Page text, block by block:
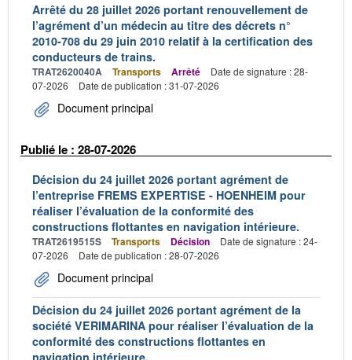
Arrêté du 28 juillet 2026 portant renouvellement de
l’agrément d’un médecin au titre des décrets n°
2010-708 du 29 juin 2010 relatif à la certification des
conducteurs de trains.
TRAT2620040A Transports Arrêté
Date de signature : 28-
07-2026
Date de publication : 31-07-2026
Document principal
Publié le : 28-07-2026
Décision du 24 juillet 2026 portant agrément de
l’entreprise FREMS EXPERTISE - HOENHEIM pour
réaliser l’évaluation de la conformité des
constructions flottantes en navigation intérieure.
TRAT2619515S Transports Décision
Date de signature : 24-
07-2026
Date de publication : 28-07-2026
Document principal
Décision du 24 juillet 2026 portant agrément de la
société VERIMARINA pour réaliser l’évaluation de la
conformité des constructions flottantes en
navigation intérieure.